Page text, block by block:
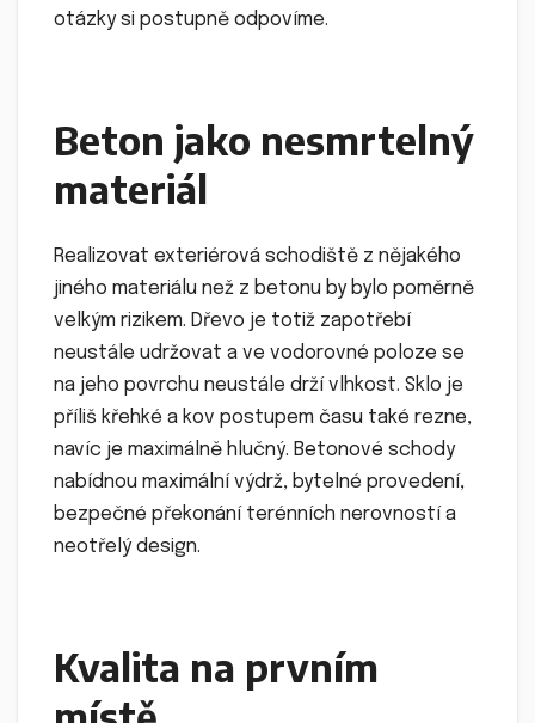
otázky si postupně odpovíme.
Beton jako nesmrtelný
materiál
Realizovat exteriérová schodiště z nějakého
jiného materiálu než z betonu by bylo poměrně
velkým rizikem. Dřevo je totiž zapotřebí
neustále udržovat a ve vodorovné poloze se
na jeho povrchu neustále drží vlhkost. Sklo je
příliš křehké a kov postupem času také rezne,
navíc je maximálně hlučný. Betonové schody
nabídnou maximální výdrž, bytelné provedení,
bezpečné překonání terénních nerovností a
neotřelý design.
Kvalita na prvním